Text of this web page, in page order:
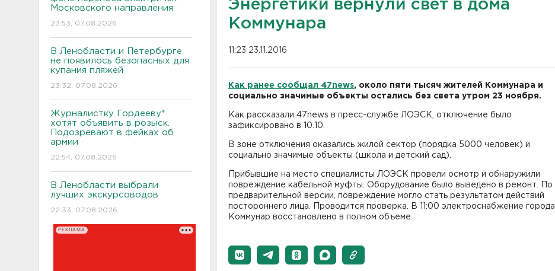
Московского направления
23:53, 07.08.2026
В Ленобласти и Петербурге
не появилось безопасных для
купания пляжей
23:32, 07.08.2026
Журналистку Гордееву*
хотят объявить в розыск.
Подозревают в фейках об
армии
22:54, 07.08.2026
В Ленобласти выбрали
лучших экскурсоводов
22:33, 07.08.2026
РЕКЛАМА
Энергетики вернули свет в дома
Коммунара
11:23 23.11.2016
Как ранее сообщал 47news, около пяти тысяч жителей Коммунара и
социально значимые объекты остались без света утром 23 ноября.
Как рассказали 47news в пресс-службе ЛОЭСК, отключение было
зафиксировано в 10.10.
В зоне отключения оказались жилой сектор (порядка 5000 человек) и
социально значимые объекты (школа и детский сад).
Прибывшие на место специалисты ЛОЭСК провели осмотр и обнаружили
повреждение кабельной муфты. Оборудование было выведено в ремонт. По
предварительной версии, повреждение могло стать результатом действий
постороннего лица. Проводится проверка. В 11:00 электроснабжение города
Коммунар восстановлено в полном объеме.